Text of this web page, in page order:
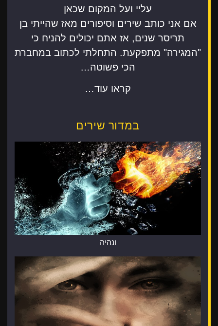
עליי ועל המקום שכאן
אם אני כותב שירים וסיפורים מאז שהייתי בן
תריסר שנים, אז אתם יכולים להניח כי
"המגירה" מתפקעת. התחלתי לכתוב במחברת
הכי פשוטה…
קראו עוד…
במדור שירים
ונהיה